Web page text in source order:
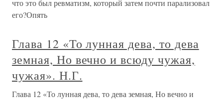
что это был ревматизм, который затем почти парализовал
его?Опять
Глава 12 «То лунная дева, то дева
земная, Но вечно и всюду чужая,
чужая». Н.Г.
Глава 12 «То лунная дева, то дева земная, Но вечно и